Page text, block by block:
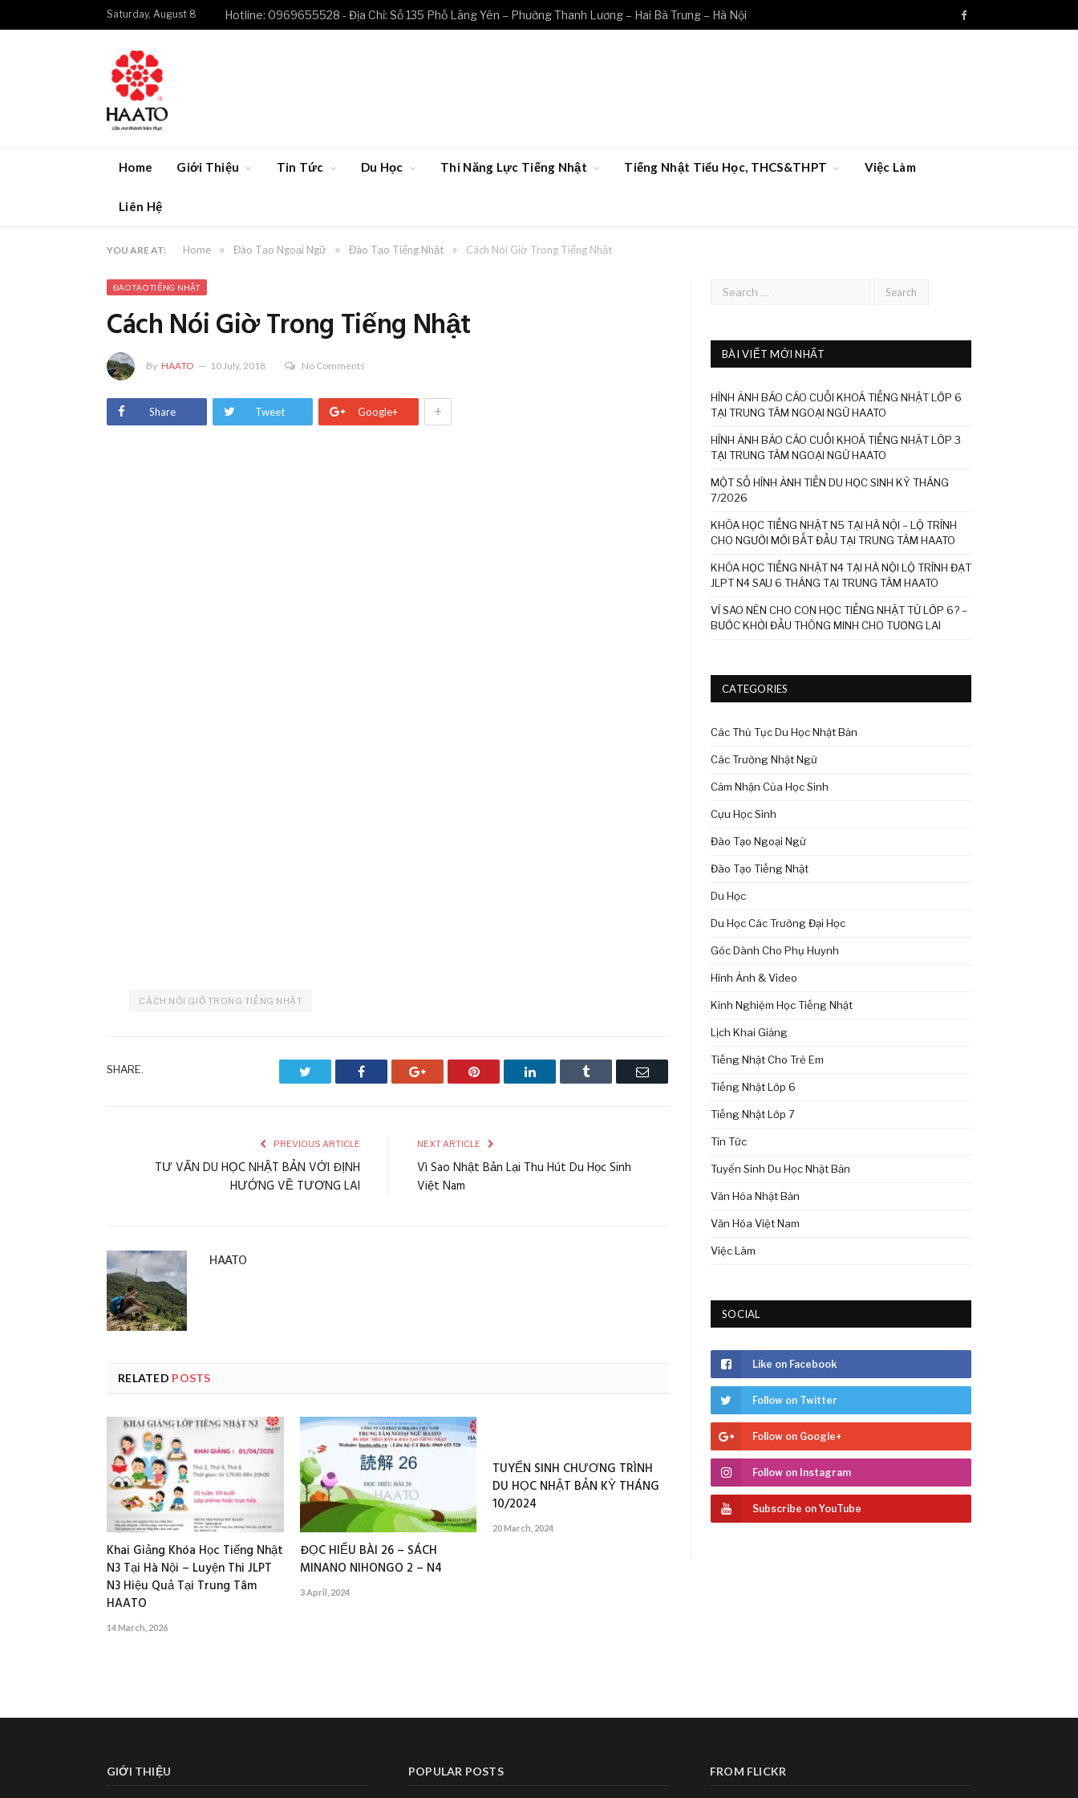
Saturday, August 8 Hotline: 0969655528 - Địa Chỉ: Số 135 Phố Lãng Yên – Phường Thanh Lương – Hai Bà Trưng – Hà Nội Facebook
Home Giới Thiệu Tin Tức Du Học Thi Năng Lực Tiếng Nhật Tiếng Nhật Tiểu Học, THCS&THPT Việc Làm
Liên Hệ
YOU ARE AT: Home » Đào Tạo Ngoại Ngữ » Đào Tạo Tiếng Nhật » Cách Nói Giờ Trong Tiếng Nhật
ĐÀO TẠO TIẾNG NHẬT
Cách Nói Giờ Trong Tiếng Nhật
By HAATO 10 July, 2018 No Comments
Share Tweet Google+ +
CÁCH NÓI GIỜ TRONG TIẾNG NHẬT
SHARE. Facebook Google+ Pinterest LinkedIn Tumblr Email
PREVIOUS ARTICLE
TƯ VẤN DU HỌC NHẬT BẢN VỚI ĐỊNH
HƯỚNG VỀ TƯƠNG LAI
NEXT ARTICLE
Vì Sao Nhật Bản Lại Thu Hút Du Học Sinh
Việt Nam
HAATO
RELATED POSTS
Khai Giảng Khóa Học Tiếng Nhật
N3 Tại Hà Nội – Luyện Thi JLPT
N3 Hiệu Quả Tại Trung Tâm
HAATO
14 March, 2026
ĐỌC HIỂU BÀI 26 – SÁCH
MINANO NIHONGO 2 – N4
3 April, 2024
TUYỂN SINH CHƯƠNG TRÌNH
DU HỌC NHẬT BẢN KỲ THÁNG
10/2024
20 March, 2024
BÀI VIẾT MỚI NHẤT
HÌNH ẢNH BÁO CÁO CUỐI KHOÁ TIẾNG NHẬT LỚP 6
TẠI TRUNG TÂM NGOẠI NGỮ HAATO
HÌNH ẢNH BÁO CÁO CUỐI KHOÁ TIẾNG NHẬT LỚP 3
TẠI TRUNG TÂM NGOẠI NGỮ HAATO
MỘT SỐ HÌNH ẢNH TIỄN DU HỌC SINH KỲ THÁNG
7/2026
KHÓA HỌC TIẾNG NHẬT N5 TẠI HÀ NỘI – LỘ TRÌNH
CHO NGƯỜI MỚI BẮT ĐẦU TẠI TRUNG TÂM HAATO
KHÓA HỌC TIẾNG NHẬT N4 TẠI HÀ NỘI LỘ TRÌNH ĐẠT
JLPT N4 SAU 6 THÁNG TẠI TRUNG TÂM HAATO
VÌ SAO NÊN CHO CON HỌC TIẾNG NHẬT TỪ LỚP 6? –
BƯỚC KHỞI ĐẦU THÔNG MINH CHO TƯƠNG LAI
CATEGORIES
Các Thủ Tục Du Học Nhật Bản
Các Trường Nhật Ngữ
Cảm Nhận Của Học Sinh
Cựu Học Sinh
Đào Tạo Ngoại Ngữ
Đào Tạo Tiếng Nhật
Du Học
Du Học Các Trường Đại Học
Góc Dành Cho Phụ Huynh
Hình Ảnh & Video
Kinh Nghiệm Học Tiếng Nhật
Lịch Khai Giảng
Tiếng Nhật Cho Trẻ Em
Tiếng Nhật Lớp 6
Tiếng Nhật Lớp 7
Tin Tức
Tuyển Sinh Du Học Nhật Bản
Văn Hóa Nhật Bản
Văn Hóa Việt Nam
Việc Làm
SOCIAL
Like on Facebook
Follow on Twitter
Follow on Google+
Follow on Instagram
Subscribe on YouTube
GIỚI THIỆU POPULAR POSTS FROM FLICKR